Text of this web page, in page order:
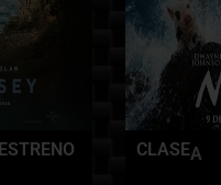
ESTRENO CLASEA